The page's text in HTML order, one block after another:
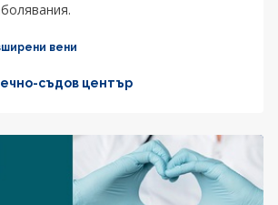
вени
съдов център